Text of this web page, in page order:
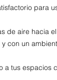
para
de aire hacia el
con un
a tus espacios